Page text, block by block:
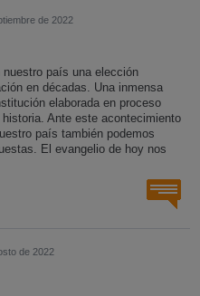
de 2022
país una elección
en décadas. Una inmensa
elaborada en proceso
Ante este acontecimiento
país también podemos
El evangelio de hoy nos
de 2022